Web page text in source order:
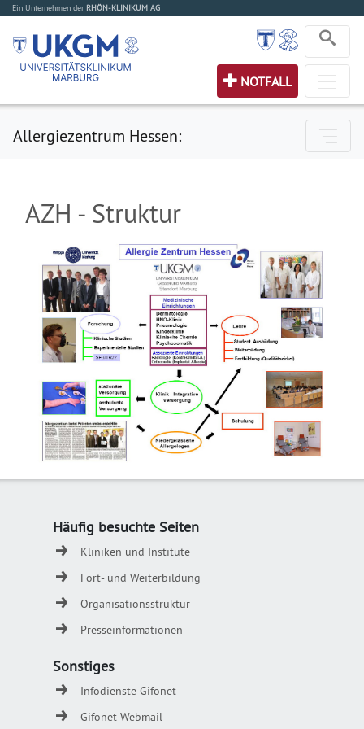
Ein Unternehmen der RHÖN-KLINIKUM AG
NOTFALL
Allergiezentrum Hessen:
AZH - Struktur
Häufig besuchte Seiten
Kliniken und Institute
Fort- und Weiterbildung
Organisationsstruktur
Presseinformationen
Sonstiges
Infodienste Gifonet
Gifonet Webmail